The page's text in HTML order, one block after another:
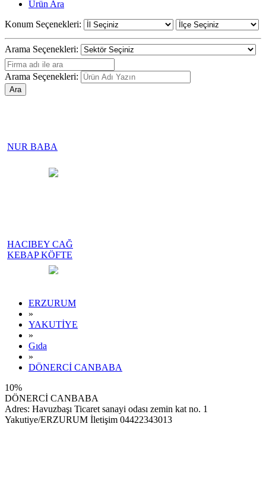
Ürün Ara
Konum Seçenekleri:
Arama Seçenekleri:
Arama Seçenekleri:
Ara
NUR BABA
HACIBEY CAĞ
KEBAP KÖFTE
ERZURUM ÇİFTLİĞİ
ERZURUM
»
YAKUTİYE
»
Gıda
»
DÖNERCİ CANBABA
10%
DÖNERCİ CANBABA
Adres: Havuzbaşı Ticaret sanayi odası zemin kat no. 1
Yakutiye/ERZURUM İletişim 04422343013